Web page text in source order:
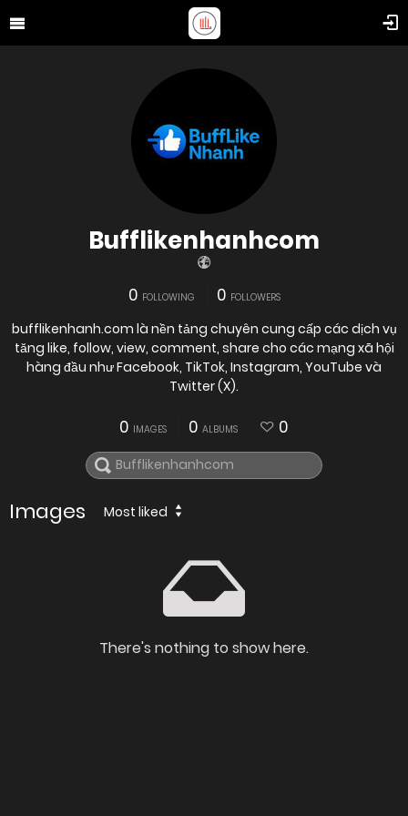
Bufflikenhanhcom
0 FOLLOWING 0 FOLLOWERS
bufflikenhanh.com là nền tảng chuyên cung cấp các dịch vụ
tăng like, follow, view, comment, share cho các mạng xã hội
hàng đầu như Facebook, TikTok, Instagram, YouTube và
Twitter (X).
0 IMAGES 0 ALBUMS 0
Images Most liked
There's nothing to show here.